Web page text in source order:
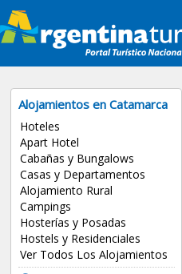
Alojamientos en Catamarca
Hoteles
Apart Hotel
Cabañas y Bungalows
Casas y Departamentos
Alojamiento Rural
Campings
Hosterías y Posadas
Hostels y Residenciales
Ver Todos Los Alojamientos